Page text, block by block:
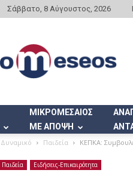
Σάββατο, 8 Αύγουστος, 2026
ΜΙΚΡΟΜΕΣΑΙΟΣ
ΜΕ ΑΠΟΨΗ
Παιδεία ΚΕΠΚΑ:
Παιδεία Ειδήσεις-Επικαιρότητα